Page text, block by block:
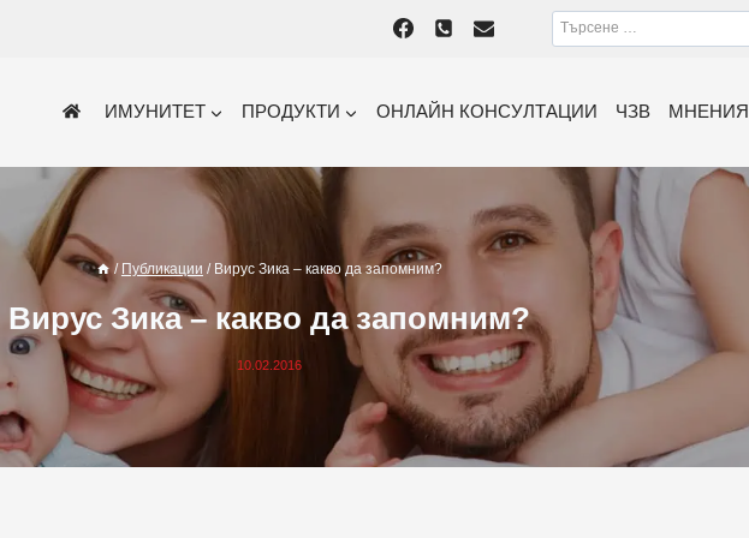
Търсене
за:
ИМУНИТЕТ ПРОДУКТИ ОНЛАЙН КОНСУЛТАЦИИ ЧЗВ МНЕНИЯ
/ Публикации / Вирус Зика – какво да запомним?
Вирус Зика – какво да запомним?
10.02.2016